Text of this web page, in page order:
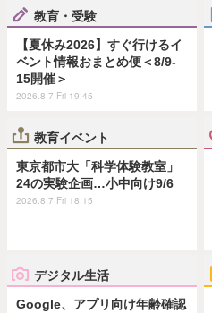
教育・受験
【夏休み2026】すぐ行けるイ
ベント情報おまとめ便＜8/9-
15開催＞
2026.8.7 Fri 19:45
教育イベント
東京都市大「科学体験教室」
24の実験企画…小中向け9/6
2026.8.7 Fri 18:15
デジタル生活
Google、アプリ向け年齢確認